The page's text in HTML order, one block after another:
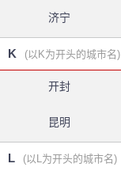
济宁
K (以K为开头的城市名)
开封
昆明
L (以L为开头的城市名)